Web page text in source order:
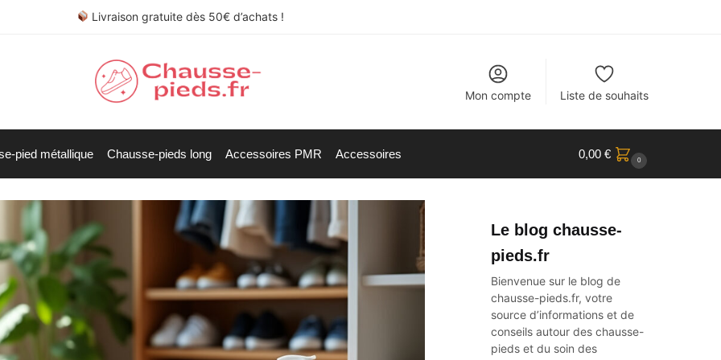
Livraison gratuite dès 50€ d’achats !
Mon compte Liste de souhaits
pied métallique Chausse-pieds long Accessoires PMR Accessoires 0,00 € 0
Le blog chausse-
pieds.fr
Bienvenue sur le blog de
chausse-pieds.fr, votre
source d’informations et de
conseils autour deschausse-
pieds et du soin des